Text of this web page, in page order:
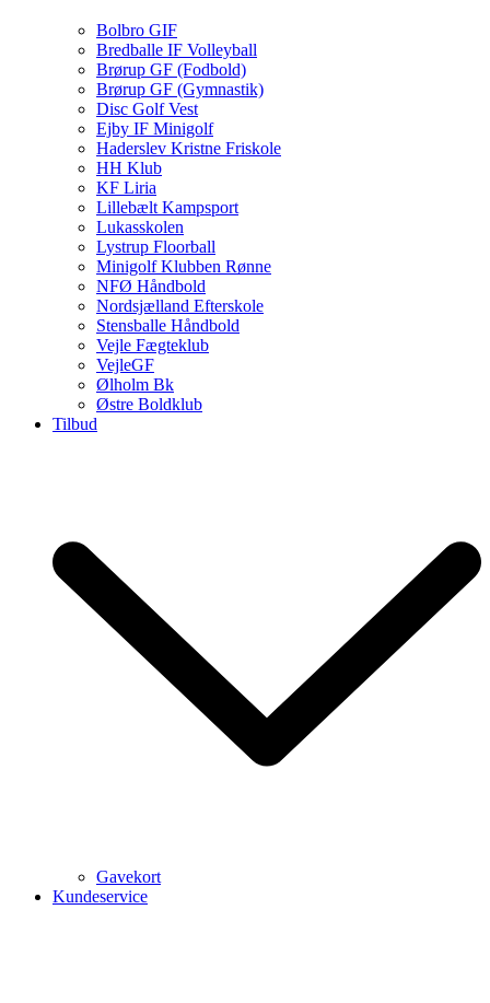
Bolbro GIF
Bredballe IF Volleyball
Brørup GF (Fodbold)
Brørup GF (Gymnastik)
Disc Golf Vest
Ejby IF Minigolf
Haderslev Kristne Friskole
HH Klub
KF Liria
Lillebælt Kampsport
Lukasskolen
Lystrup Floorball
Minigolf Klubben Rønne
NFØ Håndbold
Nordsjælland Efterskole
Stensballe Håndbold
Vejle Fægteklub
VejleGF
Ølholm Bk
Østre Boldklub
Tilbud
Gavekort
Kundeservice